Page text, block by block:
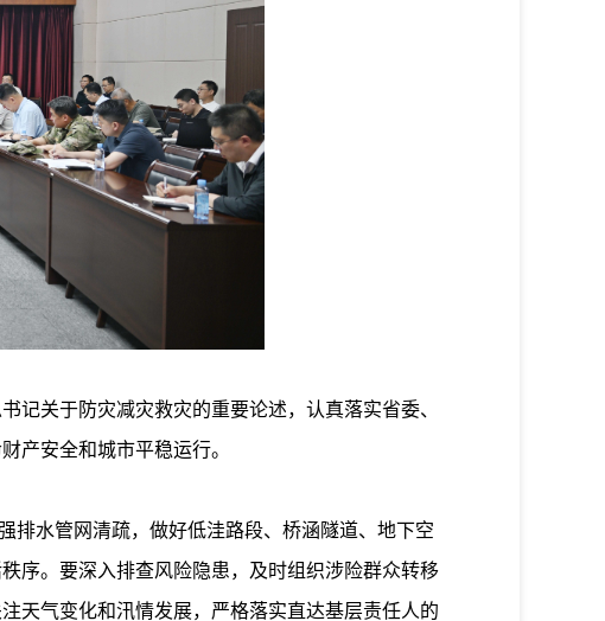
关于防灾减灾救灾的重要论述，认真落实省委、
产安全和城市平稳运行。
水管网清疏，做好低洼路段、桥涵隧道、地下空
序。要深入排查风险隐患，及时组织涉险群众转移
天气变化和汛情发展，严格落实直达基层责任人的